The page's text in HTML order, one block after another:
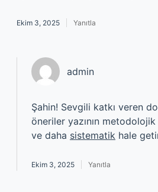
Ekim 3, 2025 Yanıtla
admin
Şahin! Sevgili katkı veren
öneriler yazının metodolojik
ve daha sistematik hale
Ekim 3, 2025 Yanıtla